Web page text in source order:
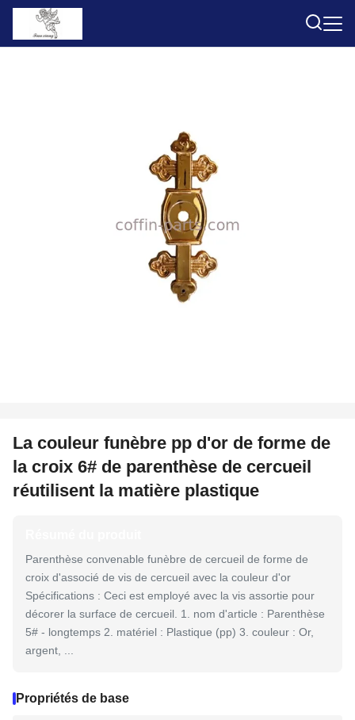
La couleur funèbre pp d'or de forme de
la croix 6# de parenthèse de cercueil
réutilisent la matière plastique
Parenthèse convenable funèbre de cercueil de forme de
croix d'associé de vis de cercueil avec la couleur d'or
Spécifications : Ceci est employé avec la vis assortie pour
décorer la surface de cercueil. 1. nom d'article : Parenthèse
5# - longtemps 2. matériel : Plastique (pp) 3. couleur : Or,
argent, ...
Propriétés de base